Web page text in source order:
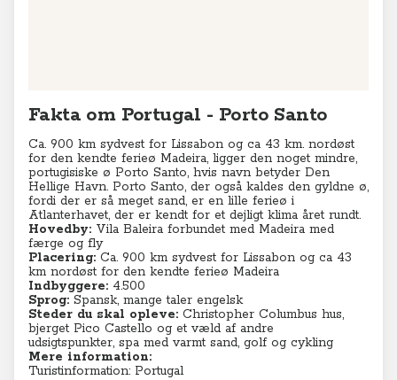
Fakta om Portugal - Porto Santo
Ca. 900 km sydvest for Lissabon og ca 43 km. nordøst
for den kendte ferieø Madeira, ligger den noget mindre,
portugisiske ø Porto Santo, hvis navn betyder Den
Hellige Havn. Porto Santo, der også kaldes den gyldne ø,
fordi der er så meget sand, er en lille ferieø i
Atlanterhavet, der er kendt for et dejligt klima året rundt.
Hovedby: Vila Baleira forbundet med Madeira med
færge og fly
Placering: Ca. 900 km sydvest for Lissabon og ca 43
km nordøst for den kendte ferieø Madeira
Indbyggere: 4.500
Sprog: Spansk, mange taler engelsk
Steder du skal opleve: Christopher Columbus hus,
bjerget Pico Castello og et væld af andre
udsigtspunkter, spa med varmt sand, golf og cykling
Mere information:
Turistinformation: Portugal